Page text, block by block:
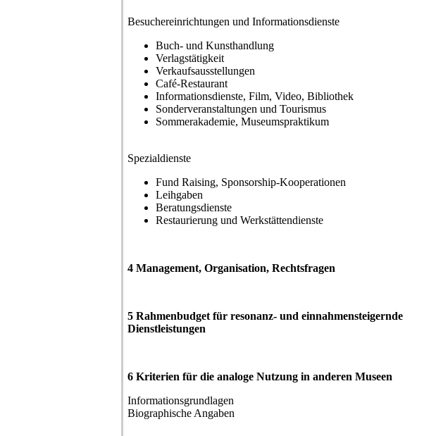
Besuchereinrichtungen und Informationsdienste
Buch- und Kunsthandlung
Verlagstätigkeit
Verkaufsausstellungen
Café-Restaurant
Informationsdienste, Film, Video, Bibliothek
Sonderveranstaltungen und Tourismus
Sommerakademie, Museumspraktikum
Spezialdienste
Fund Raising, Sponsorship-Kooperationen
Leihgaben
Beratungsdienste
Restaurierung und Werkstättendienste
4 Management, Organisation, Rechtsfragen
5 Rahmenbudget für resonanz- und einnahmensteigernde
Dienstleistungen
6 Kriterien für die analoge Nutzung in anderen Museen
Informationsgrundlagen
Biographische Angaben